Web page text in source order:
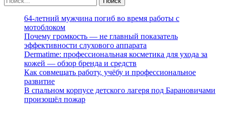
64-летний мужчина погиб во время работы с
мотоблоком
Почему громкость — не главный показатель
эффективности слухового аппарата
Dermatime: профессиональная косметика для ухода за
кожей — обзор бренда и средств
Как совмещать работу, учёбу и профессиональное
развитие
В спальном корпусе детского лагеря под Барановичами
произошёл пожар